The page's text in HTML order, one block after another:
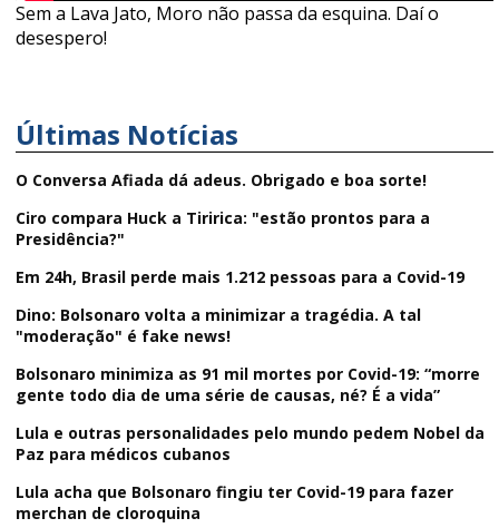
Sem a Lava Jato, Moro não passa da esquina. Daí o
desespero!
Últimas Notícias
O Conversa Afiada dá adeus. Obrigado e boa sorte!
Ciro compara Huck a Tiririca: "estão prontos para a
Presidência?"
Em 24h, Brasil perde mais 1.212 pessoas para a Covid-19
Dino: Bolsonaro volta a minimizar a tragédia. A tal
"moderação" é fake news!
Bolsonaro minimiza as 91 mil mortes por Covid-19: “morre
gente todo dia de uma série de causas, né? É a vida”
Lula e outras personalidades pelo mundo pedem Nobel da
Paz para médicos cubanos
Lula acha que Bolsonaro fingiu ter Covid-19 para fazer
merchan de cloroquina